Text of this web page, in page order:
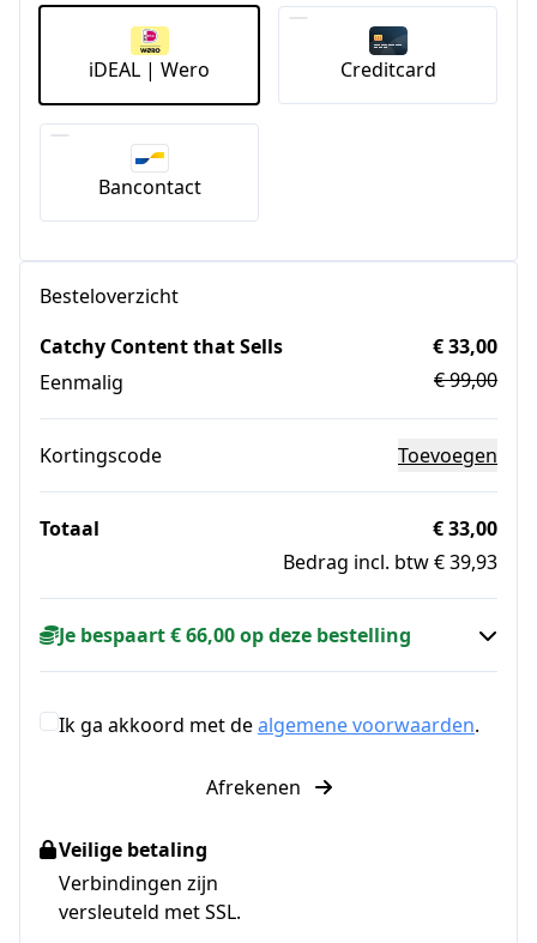
iDEAL | Wero Creditcard
Bancontact
Besteloverzicht
Catchy Content that Sells
Eenmalig
€ 33,00
€ 99,00
Kortingscode Toevoegen
Totaal
€ 33,00
Bedrag incl. btw € 39,93
Je bespaart € 66,00 op deze bestelling
Ik ga akkoord met dealgemene voorwaarden.
Afrekenen
Veilige betaling
Verbindingen zijn
versleuteld met SSL.